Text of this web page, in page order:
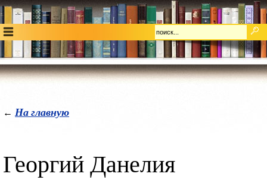
← На главную
Георгий Данелия